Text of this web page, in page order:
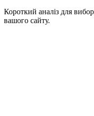
Короткий аналіз для
вашого сайту.